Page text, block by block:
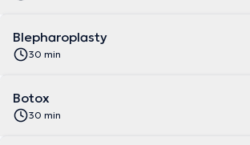
Blepharoplasty
30 min
Botox
30 min